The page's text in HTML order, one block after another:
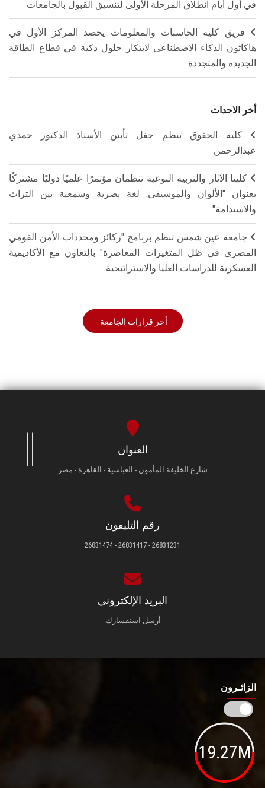
في أول أيام انطلاق المرحلة الأولى لتنسيق القبول بالجامعات
فريق كلية الحاسبات والمعلومات يحصد المركز الأول في
هاكاثون الذكاء الاصطناعي لابتكار حلول ذكية في قطاع الطاقة
الجديدة والمتجددة
أخر الاحداث
كلية الحقوق تنظم حفل تأبين الأستاذ الدكتور حمدي
عبدالرحمن
كليتا الآثار والتربية النوعية تنظمان مؤتمرًا علميًا دوليًا مشتركًا
بعنوان "الألوان والموسيقى: لغة بصرية وسمعية بين التراث
والاستدامة"
جامعة عين شمس تنظم برنامج "ركائز ومحددات الأمن القومي
المصري في ظل المتغيرات المعاصرة" بالتعاون مع الأكاديمية
العسكرية للدراسات العليا والاستراتيجية
أخر قرارات الجامعة
العنوان
شارع الخليفة المأمون - العباسية - القاهرة - مصر
رقم التليفون
26831231 - 26831417 - 26831474
البريد الإلكتروني
أرسل استفسارك.
الزائـرون
19.27M